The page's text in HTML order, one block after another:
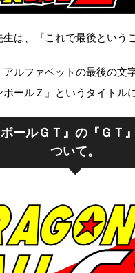
は、『これで最後という
アルファベットの最後の文
ールＺ』というタイトル
ボールＧＴ』の『ＧＴ
ついて。